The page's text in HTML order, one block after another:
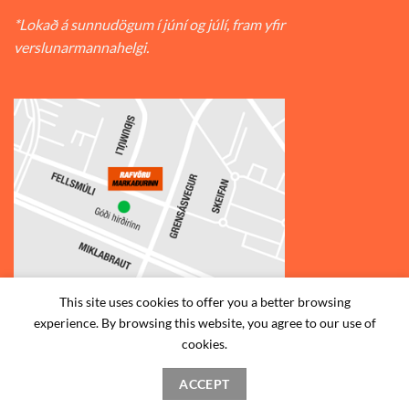
*Lokað á sunnudögum í júní og júlí, fram yfir
verslunarmannahelgi.
© 2026Rafvörumarkaðurinn v/Fellsmúla | Síðumúla 34, 108
Reykjavík | S: 585-2888 |
HAFA SAMBAND
This site uses cookies to offer you a better browsing
experience. By browsing this website, you agree to our use of
cookies.
ACCEPT